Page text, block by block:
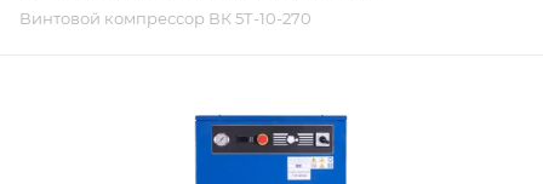
Винтовой компрессор ВК 5Т-10-270